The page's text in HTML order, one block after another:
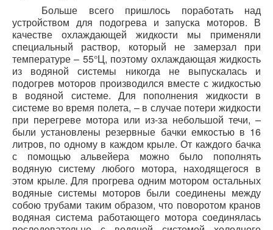
Больше всего пришлось поработать над
устройством для подогрева и запуска моторов. В
качестве охлаждающей жидкости мы применяли
специальный раствор, который не замерзал при
температуре – 55°Ц, поэтому охлаждающая жидкость
из водяной системы никогда не выпускалась и
подогрев моторов производился вместе с жидкостью
в водяной системе. Для пополнения жидкости в
системе во время полета, – в случае потери жидкости
при перегреве мотора или из-за небольшой течи, –
были установлены резервные бачки емкостью в 16
литров, по одному в каждом крыле. От каждого бачка
с помощьюальвейера можно было пополнять
водяную систему любого мотора, находящегося в
этом крыле. Для прогрева одним мотором остальных
водяные системы моторов были соединены между
собою трубами таким образом, что поворотом кранов
водяная система работающего мотора соединялась